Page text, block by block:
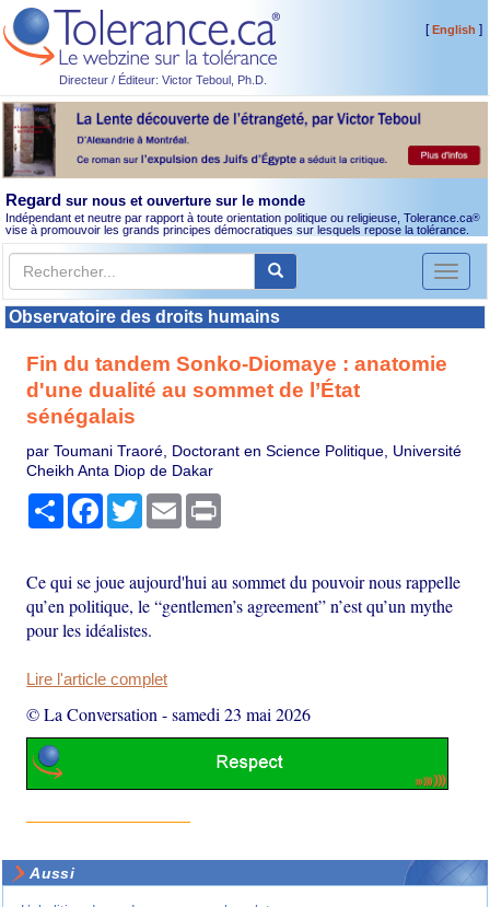
Directeur / Éditeur: Victor Teboul, Ph.D.
[English ]
Regard sur nous et ouverture sur le monde
Indépendant et neutre par rapport à toute orientation politique ou religieuse, Tolerance.ca®
vise à promouvoir les grands principes démocratiques sur lesquels repose la tolérance.
Toggle
Observatoire des droits humains
Fin du tandem Sonko-Diomaye : anatomie
d'une dualité au sommet de l’État
sénégalais
par Toumani Traoré, Doctorant en Science Politique, Université
Cheikh Anta Diop de Dakar
PartagerFacebook
TwitterEmail
Ce qui se joue aujourd'hui au sommet du pouvoir nous rappelle
qu’en politique, le “gentlemen’s agreement” n’est qu’un mythe
pour les idéalistes.
Lire l'article complet
© La Conversation -samedi 23 mai 2026
Aussi